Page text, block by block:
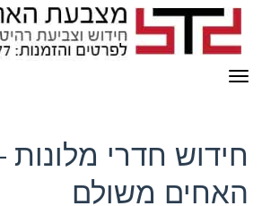
תפריט
חידוש חדרי
האחים משולם